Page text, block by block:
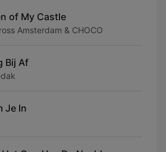
of My Castle
Amsterdam & CHOCO
Bij Af
Je In